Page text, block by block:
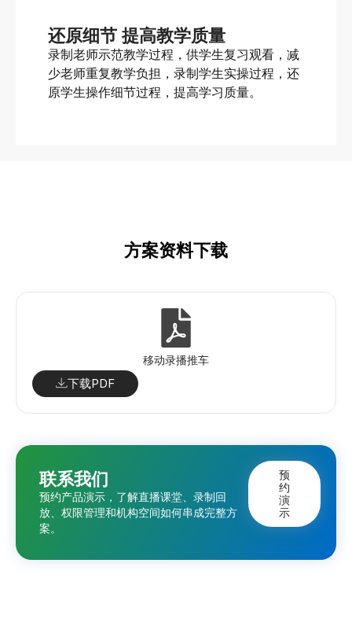
还原细节 提高教学质量
录制老师示范教学过程，供学生复习观看，减
少老师重复教学负担，录制学生实操过程，还
原学生操作细节过程，提高学习质量。
方案资料下载
移动录播推车
下载PDF
联系我们
预约产品演示，了解直播课堂、录制回
放、权限管理和机构空间如何串成完整方
案。
预
约
演
示